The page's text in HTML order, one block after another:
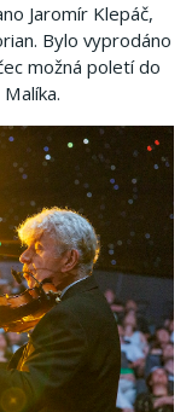
Jaromír Klepáč,
Bylo vyprodáno
možná poletí do